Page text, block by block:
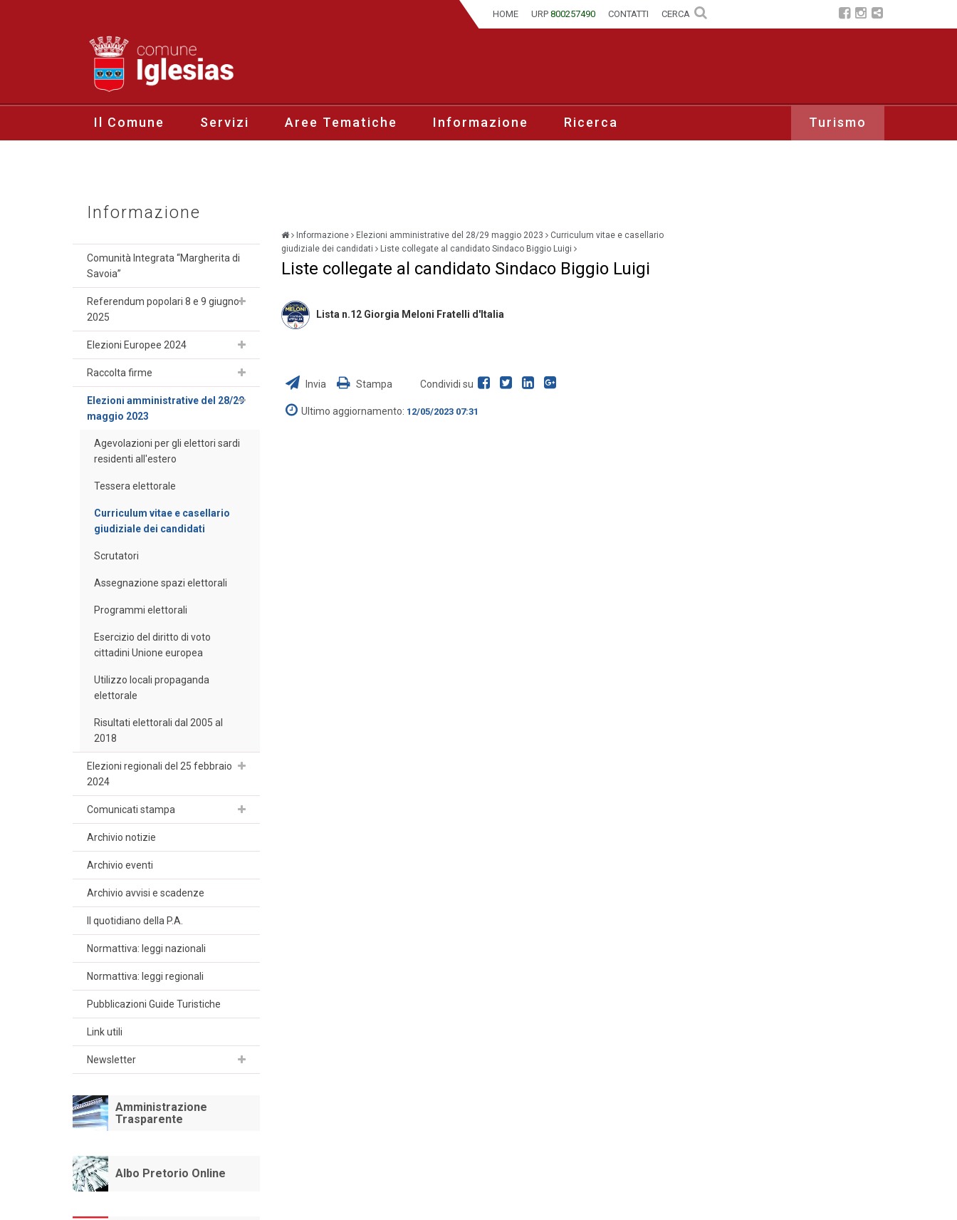
HOME URP 800257490 CONTATTI CERCA
Il Comune Servizi Aree Tematiche Informazione Turismo
Ricerca
Informazione
Comunità Integrata “Margherita di
Savoia”
Referendum popolari 8 e 9 giugno
2025
Elezioni Europee 2024
Raccolta firme
Elezioni amministrative del 28/29
maggio 2023
Agevolazioni per gli elettori sardi
residenti all'estero
Tessera elettorale
Curriculum vitae e casellario
giudiziale dei candidati
Scrutatori
Assegnazione spazi elettorali
Programmi elettorali
Esercizio del diritto di voto
cittadini Unione europea
Utilizzo locali propaganda
elettorale
Risultati elettorali dal 2005 al
2018
Elezioni regionali del 25 febbraio
2024
Comunicati stampa
Archivio notizie
Archivio eventi
Archivio avvisi e scadenze
Il quotidiano della P.A.
Normattiva: leggi nazionali
Normattiva: leggi regionali
Pubblicazioni Guide Turistiche
Link utili
Newsletter
Amministrazione
Trasparente
Albo Pretorio Online
Informazione Elezioni amministrative del 28/29 maggio 2023
Curriculum vitae e casellario
giudiziale dei candidati
Liste collegate al candidato Sindaco Biggio Luigi
Liste collegate al candidato Sindaco Biggio Luigi
Lista n.12 Giorgia Meloni Fratelli d'Italia
Invia Stampa Condividi su
Ultimo aggiornamento: 12/05/2023 07:31